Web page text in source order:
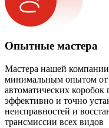
Опытные мастера
Мастера нашей
минимальным опытом от
автоматических коробок
эффективно и точно
неисправностей и
трансмиссии всех видов